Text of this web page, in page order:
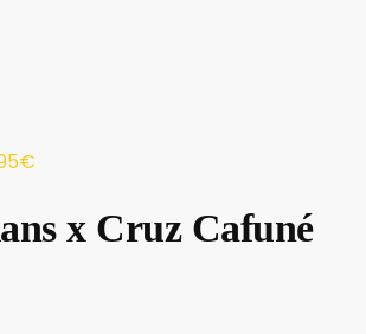
€
x Cruz Cafuné